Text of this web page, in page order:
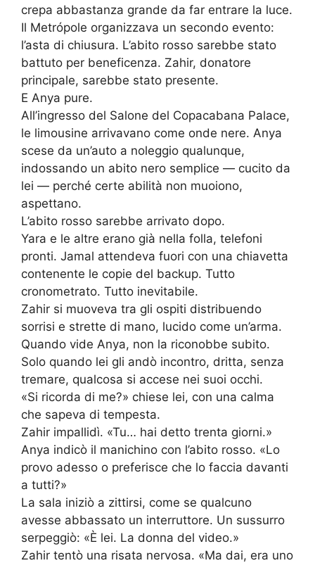
crepa abbastanza grande da far entrare la luce.
Il Metrópole organizzava un secondo evento:
l’asta di chiusura. L’abito rosso sarebbe stato
battuto per beneficenza. Zahir, donatore
principale, sarebbe stato presente.
E Anya pure.
All’ingresso del Salone del Copacabana Palace,
le limousine arrivavano come onde nere. Anya
scese da un’auto a noleggio qualunque,
indossando un abito nero semplice — cucito da
lei — perché certe abilità non muoiono,
aspettano.
L’abito rosso sarebbe arrivato dopo.
Yara e le altre erano già nella folla, telefoni
pronti. Jamal attendeva fuori con una chiavetta
contenente le copie del backup. Tutto
cronometrato. Tutto inevitabile.
Zahir si muoveva tra gli ospiti distribuendo
sorrisi e strette di mano, lucido come un’arma.
Quando vide Anya, non la riconobbe subito.
Solo quando lei gli andò incontro, dritta, senza
tremare, qualcosa si accese nei suoi occhi.
«Si ricorda di me?» chiese lei, con una calma
che sapeva di tempesta.
Zahir impallidì. «Tu… hai detto trenta giorni.»
Anya indicò il manichino con l’abito rosso. «Lo
provo adesso o preferisce che lo faccia davanti
a tutti?»
La sala iniziò a zittirsi, come se qualcuno
avesse abbassato un interruttore. Un sussurro
serpeggiò: «È lei. La donna del video.»
Zahir tentò una risata nervosa. «Ma dai, era uno